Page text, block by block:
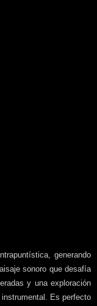
generando
sonoro que desafía
y una exploración
Es perfecto